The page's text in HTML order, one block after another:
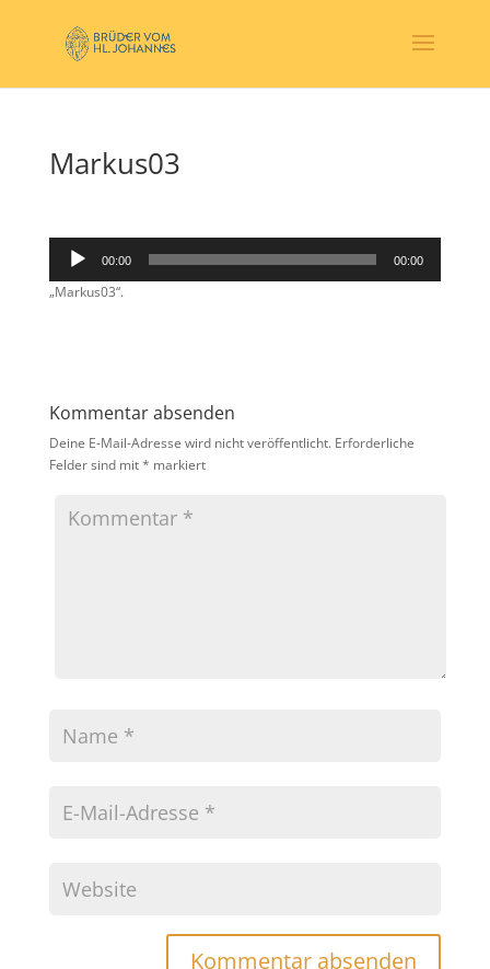
Markus03
Audio-
Player
00:00 00:00
„Markus03“.
Kommentar absenden
Deine E-Mail-Adresse wird nicht veröffentlicht. Erforderliche
Felder sind mit* markiert